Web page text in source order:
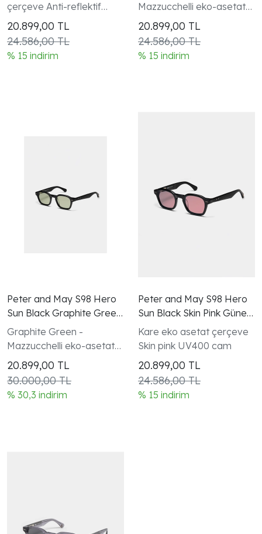
çerçeve Anti-reflektif
şeffaf cam
20.899,00 TL
24.586,00 TL
% 15 indirim
Mazzucchelli eko-asetat
kedi gözü çerçeve
20.899,00 TL
24.586,00 TL
% 15 indirim
Peter and May S98 Hero
Sun Black Graphite Green
Gunes Gozlugu
Graphite Green -
Mazzucchelli eko-asetat
kare silüet çerçeve
20.899,00 TL
30.000,00 TL
% 30,3 indirim
Peter and May S98 Hero
Sun Black Skin Pink Güneş
Gözlüğü
Kare eko asetat çerçeve
Skin pink UV400 cam
20.899,00 TL
24.586,00 TL
% 15 indirim